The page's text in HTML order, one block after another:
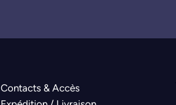
Contacts & Accès